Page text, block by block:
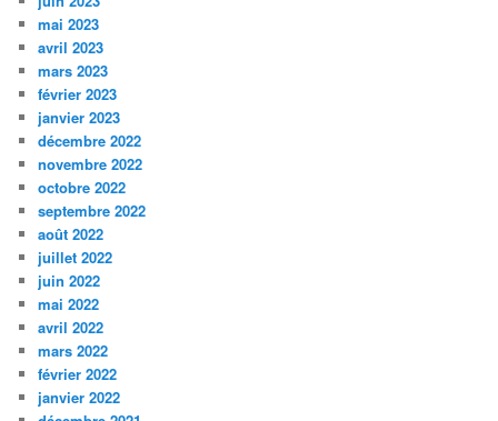
mai 2023
avril 2023
mars 2023
février 2023
janvier 2023
décembre 2022
novembre 2022
octobre 2022
septembre 2022
août 2022
juillet 2022
juin 2022
mai 2022
avril 2022
mars 2022
février 2022
janvier 2022